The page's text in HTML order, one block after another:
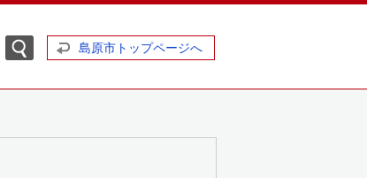
島原市トップページへ